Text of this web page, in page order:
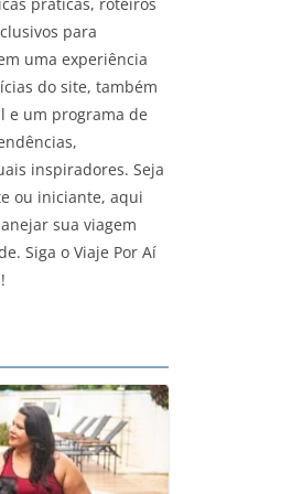
para
uma experiência
do site, também
e um programa de
inspiradores. Seja
ou iniciante, aqui
sua viagem
Siga o Viaje Por Aí